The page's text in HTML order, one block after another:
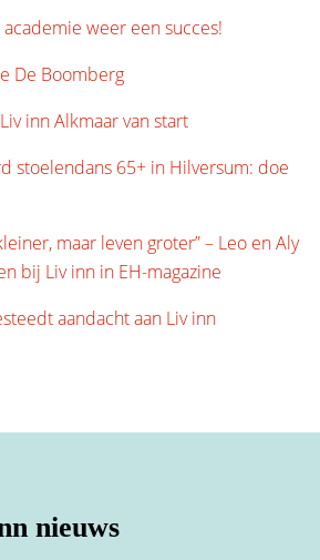
weer een succes!
De Boomberg
inn Alkmaar van start
stoelendans 65+ in Hilversum: doe
maar leven groter” – Leo en Aly
bij Liv inn in EH-magazine
aandacht aan Liv inn
nieuws